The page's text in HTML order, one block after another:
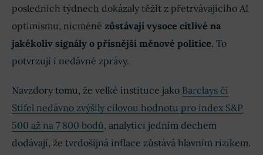
posledních týdnech dokázaly těžit z přetrvávajícího AI
optimismu, nicméně zůstávají vysoce citlivé na
jakékoliv signály o přísnější měnové politice. To
potvrzují i nedávné zprávy.
Navzdory tomu, že velké instituce jako Barclays či
Stifel nedávno zvýšily cílovou hodnotu pro index S&P
500 až na 7 800 bodů, analytici jedním dechem
dodávají, že tvrdošíjná inflace zůstává hlavním rizikem.